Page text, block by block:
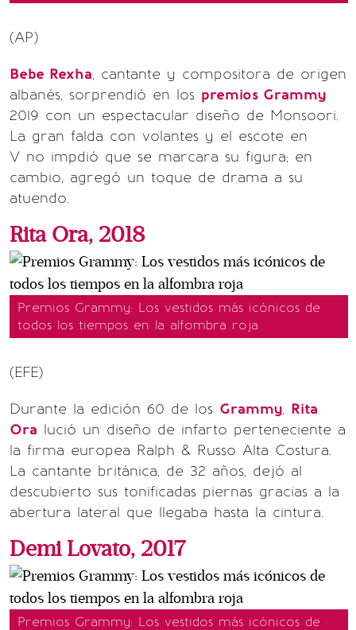
(AP)
Bebe Rexha, cantante y compositora de origen
albanés, sorprendió en los premios Grammy
2019 con un espectacular diseño de Monsoori.
La gran falda con volantes y el escote en
V no impdió que se marcara su figura; en
cambio, agregó un toque de drama a su
atuendo.
Rita Ora, 2018
Premios Grammy: Los vestidos más icónicos de
todos los tiempos en la alfombra roja
(EFE)
Durante la edición 60 de los Grammy, Rita
Ora lució un diseño de infarto perteneciente a
la firma europea Ralph & Russo Alta Costura.
La cantante británica, de 32 años, dejó al
descubierto sus tonificadas piernas gracias a la
abertura lateral que llegaba hasta la cintura.
Demi Lovato, 2017
Premios Grammy: Los vestidos más icónicos de